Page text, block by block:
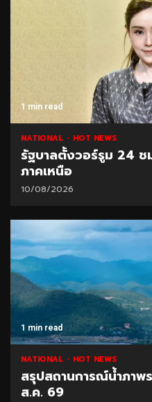
1 min read
NATIONAL HOT NEWS
รัฐบาลตั้งวอร์รูม 24
ภาคเหนือ
10/08/2026
1 min read
NATIONAL HOT NEWS
สรุปสถานการณ์น้ำภาพ
ส.ค. 69